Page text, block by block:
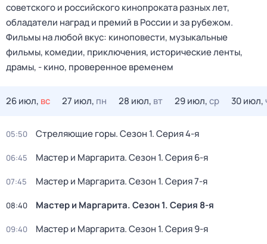
советского и российского кинопроката разных лет,
обладатели наград и премий в России и за рубежом.
Фильмы на любой вкус: киноповести, музыкальные
фильмы, комедии, приключения, исторические ленты,
драмы, - кино, проверенное временем
26 июл, вс 27 июл, пн 28 июл, вт 29 июл,ср 30 июл,
05:50 Стреляющие горы. Сезон 1. Серия 4-я
06:45 Мастер и Маргарита. Сезон 1. Серия 6-я
07:45 Мастер и Маргарита. Сезон 1. Серия 7-я
08:40 Мастер и Маргарита. Сезон 1. Серия 8-я
09:40 Мастер и Маргарита. Сезон 1. Серия 9-я